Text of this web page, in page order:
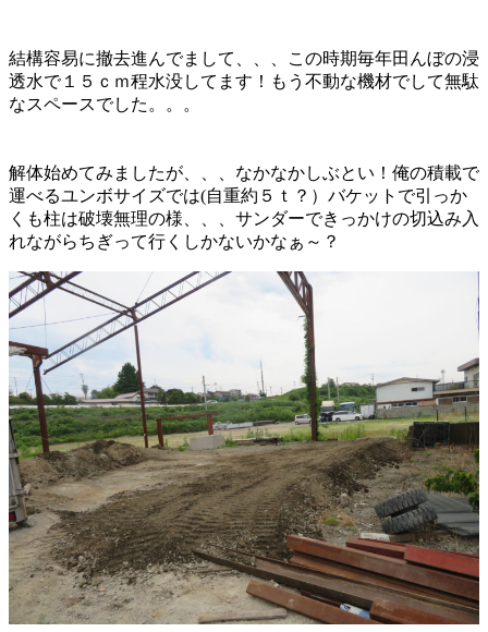
結構容易に撤去進んでまして、、、この時期毎年田んぼの浸
透水で１５ｃｍ程水没してます！もう不動な機材でして無駄
なスペースでした。。。
解体始めてみましたが、、、なかなかしぶとい！俺の積載で
運べるユンボサイズでは(自重約５ｔ？）バケットで引っか
くも柱は破壊無理の様、、、サンダーできっかけの切込み入
れながらちぎって行くしかないかなぁ～？